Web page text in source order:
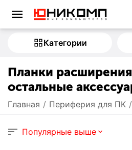
Категории
Планки
остальные
Главная / Периферия для ПК /
Популярные выше